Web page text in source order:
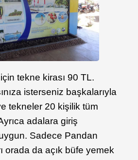
tekne kirası 90 TL.
isterseniz başkalarıyla
tekneler 20 kişilik tüm
adalara giriş
Sadece Pandan
orada da açık büfe yemek